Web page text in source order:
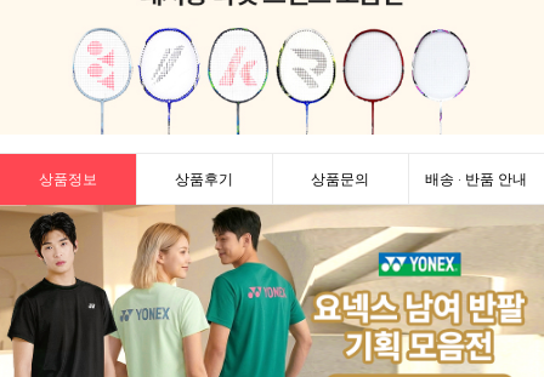
상품정보 상품후기 상품문의 배송 · 반품 안내